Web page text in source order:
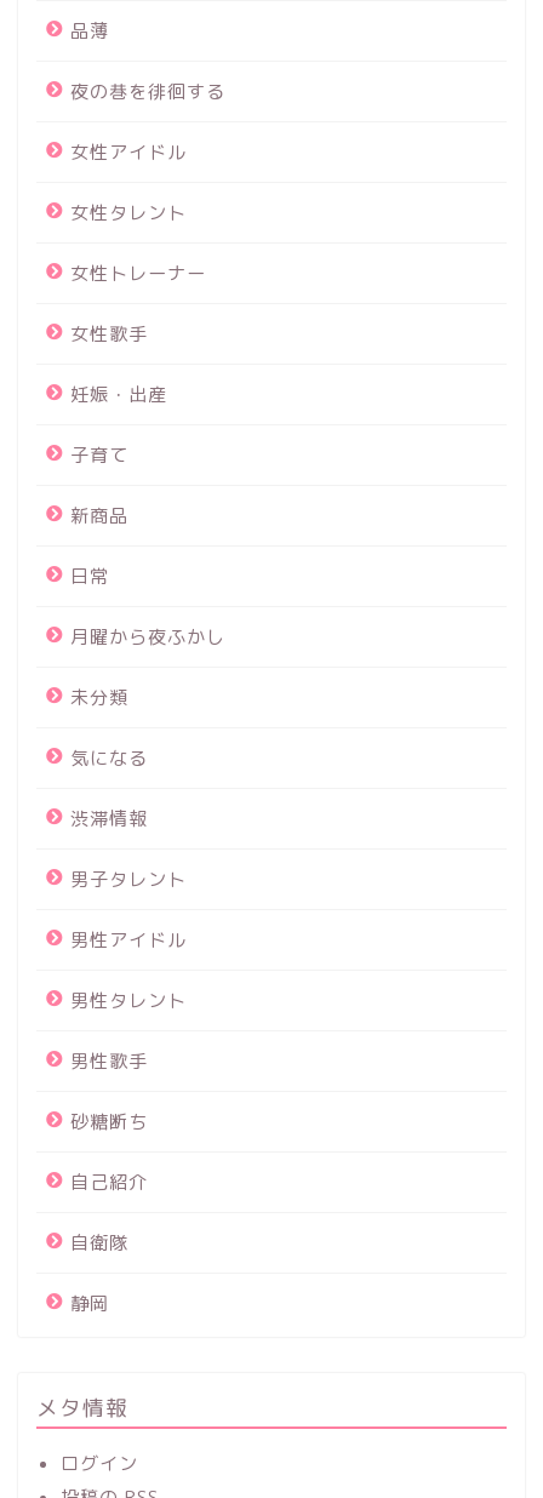
品薄
夜の巷を徘徊する
女性アイドル
女性タレント
女性トレーナー
女性歌手
妊娠・出産
子育て
新商品
日常
月曜から夜ふかし
未分類
気になる
渋滞情報
男子タレント
男性アイドル
男性タレント
男性歌手
砂糖断ち
自己紹介
自衛隊
静岡
メタ情報
ログイン